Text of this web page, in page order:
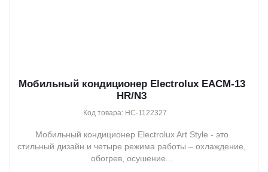
Мобильный кондиционер Electrolux EACM-13
HR/N3
Код товара: НС-1122327
Мобильный кондиционер Electrolux Art Style - это
стильный дизайн и четыре режима работы – охлаждение,
обогрев, осушение...